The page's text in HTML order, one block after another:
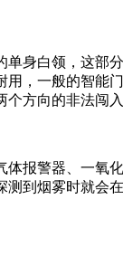
单身白领，这部
用，一般的智能
个方向的非法闯入
体报警器、一氧
到烟雾时就会